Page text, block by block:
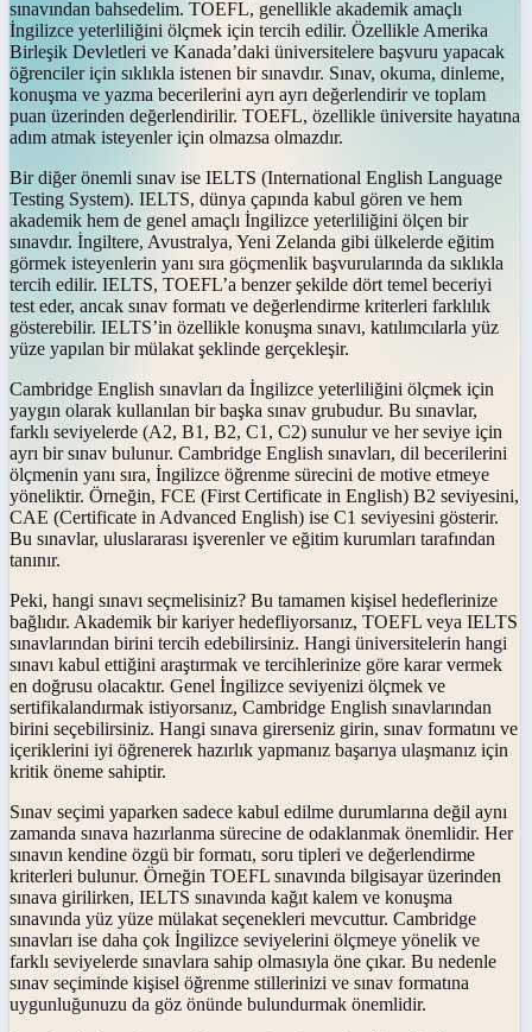
sınavından bahsedelim. TOEFL, genellikle akademik amaçlı
İngilizce yeterliliğini ölçmek için tercih edilir. Özellikle Amerika
Birleşik Devletleri ve Kanada’daki üniversitelere başvuru yapacak
öğrenciler için sıklıkla istenen bir sınavdır. Sınav, okuma, dinleme,
konuşma ve yazma becerilerini ayrı ayrı değerlendirir ve toplam
puan üzerinden değerlendirilir. TOEFL, özellikle üniversite hayatına
adım atmak isteyenler için olmazsa olmazdır.
Bir diğer önemli sınav ise IELTS (International English Language
Testing System). IELTS, dünya çapında kabul gören ve hem
akademik hem de genel amaçlı İngilizce yeterliliğini ölçen bir
sınavdır. İngiltere, Avustralya, Yeni Zelanda gibi ülkelerde eğitim
görmek isteyenlerin yanı sıra göçmenlik başvurularında da sıklıkla
tercih edilir. IELTS, TOEFL’a benzer şekilde dört temel beceriyi
test eder, ancak sınav formatı ve değerlendirme kriterleri farklılık
gösterebilir. IELTS’in özellikle konuşma sınavı, katılımcılarla yüz
yüze yapılan bir mülakat şeklinde gerçekleşir.
Cambridge English sınavları da İngilizce yeterliliğini ölçmek için
yaygın olarak kullanılan bir başka sınav grubudur. Bu sınavlar,
farklı seviyelerde (A2, B1, B2, C1, C2) sunulur ve her seviye için
ayrı bir sınav bulunur. Cambridge English sınavları, dil becerilerini
ölçmenin yanı sıra, İngilizce öğrenme sürecini de motive etmeye
yöneliktir. Örneğin, FCE (First Certificate in English) B2 seviyesini,
CAE (Certificate in Advanced English) ise C1 seviyesini gösterir.
Bu sınavlar, uluslararası işverenler ve eğitim kurumları tarafından
tanınır.
Peki, hangi sınavı seçmelisiniz? Bu tamamen kişisel hedeflerinize
bağlıdır. Akademik bir kariyer hedefliyorsanız, TOEFL veya IELTS
sınavlarından birini tercih edebilirsiniz. Hangi üniversitelerin hangi
sınavı kabul ettiğini araştırmak ve tercihlerinize göre karar vermek
en doğrusu olacaktır. Genel İngilizce seviyenizi ölçmek ve
sertifikalandırmak istiyorsanız, Cambridge English sınavlarından
birini seçebilirsiniz. Hangi sınava girerseniz girin, sınav formatını ve
içeriklerini iyi öğrenerek hazırlık yapmanız başarıya ulaşmanız için
kritik öneme sahiptir.
Sınav seçimi yaparken sadece kabul edilme durumlarına değil aynı
zamanda sınava hazırlanma sürecine de odaklanmak önemlidir. Her
sınavın kendine özgü bir formatı, soru tipleri ve değerlendirme
kriterleri bulunur. Örneğin TOEFL sınavında bilgisayar üzerinden
sınava girilirken, IELTS sınavında kağıt kalem ve konuşma
sınavında yüz yüze mülakat seçenekleri mevcuttur. Cambridge
sınavları ise daha çok İngilizce seviyelerini ölçmeye yönelik ve
farklı seviyelerde sınavlara sahip olmasıyla öne çıkar. Bu nedenle
sınav seçiminde kişisel öğrenme stillerinizi ve sınav formatına
uygunluğunuzu da göz önünde bulundurmak önemlidir.